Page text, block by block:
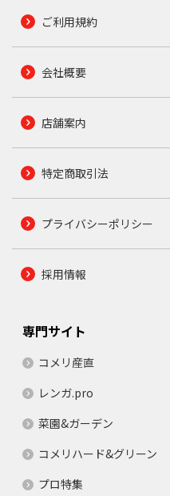
ご利用規約
会社概要
店舗案内
特定商取引法
プライバシーポリシー
採用情報
専門サイト
コメリ産直
レンガ.pro
菜園&ガーデン
コメリハード&グリーン
プロ特集